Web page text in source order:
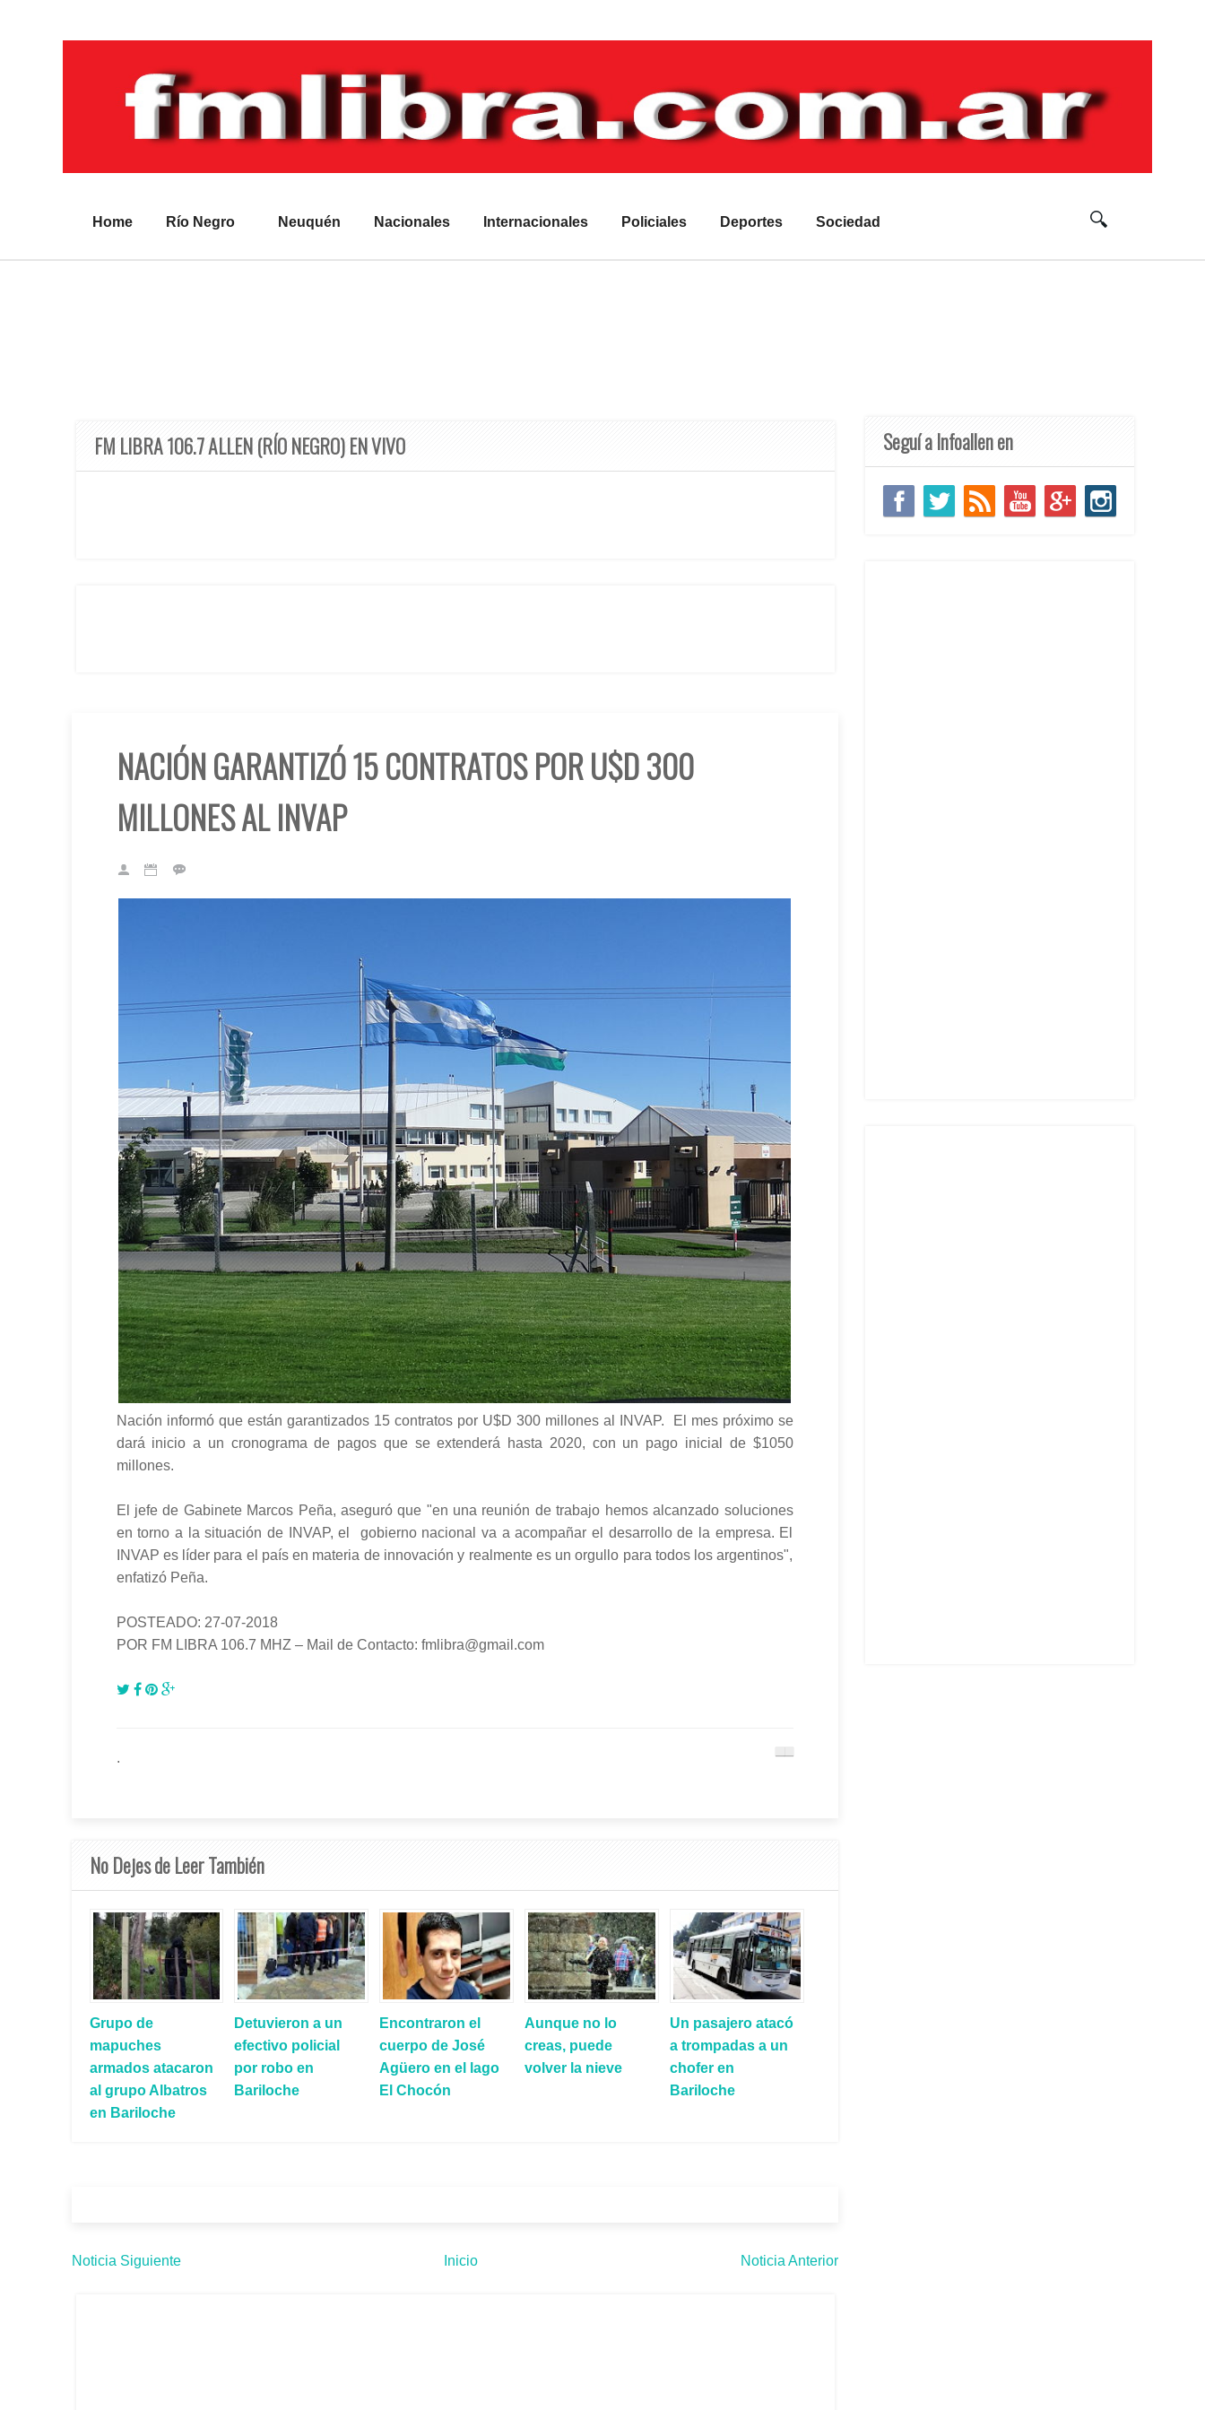
Home Río Negro Neuquén Nacionales Internacionales Policiales Deportes Sociedad
FM LIBRA 106.7 ALLEN (RÍO NEGRO) EN VIVO
NACIÓN GARANTIZÓ 15 CONTRATOS POR U$D 300
MILLONES AL INVAP
Nación informó que están garantizados 15 contratos por U$D 300 millones al INVAP. El mes próximo se
dará inicio a un cronograma de pagos que se extenderá hasta 2020, con un pago inicial de $1050
millones.
El jefe de Gabinete Marcos Peña, aseguró que "en una reunión de trabajo hemos alcanzado soluciones
en torno a la situación de INVAP, el gobierno nacional va a acompañar el desarrollo de la empresa. El
INVAP es líder para el país en materia de innovación y realmente es un orgullo para todos los argentinos",
enfatizó Peña.
POSTEADO: 27-07-2018
POR FM LIBRA 106.7 MHZ – Mail de Contacto: fmlibra@gmail.com
.
No Dejes de Leer También
Grupo de
mapuches
armados atacaron
al grupo Albatros
en Bariloche
Detuvieron a un
efectivo policial
por robo en
Bariloche
Encontraron el
cuerpo de José
Agüero en el lago
El Chocón
Aunque no lo
creas, puede
volver la nieve
Un pasajero atacó
a trompadas a un
chofer en
Bariloche
Noticia Siguiente Inicio Noticia Anterior
Seguí a Infoallen en